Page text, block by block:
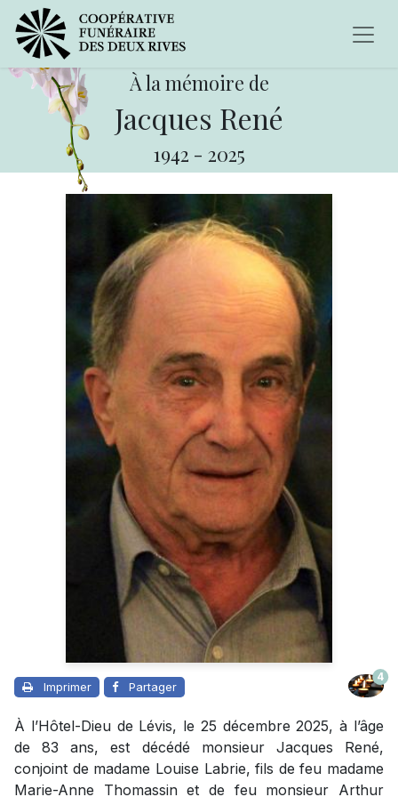
À la mémoire de
Jacques René
1942 - 2025
Imprimer Partager
4
À l’Hôtel-Dieu de Lévis, le 25 décembre 2025, à l’âge
de 83 ans, est décédé monsieur Jacques René,
conjoint de madame Louise Labrie, fils de feu madame
Marie-Anne Thomassin et de feu monsieur Arthur